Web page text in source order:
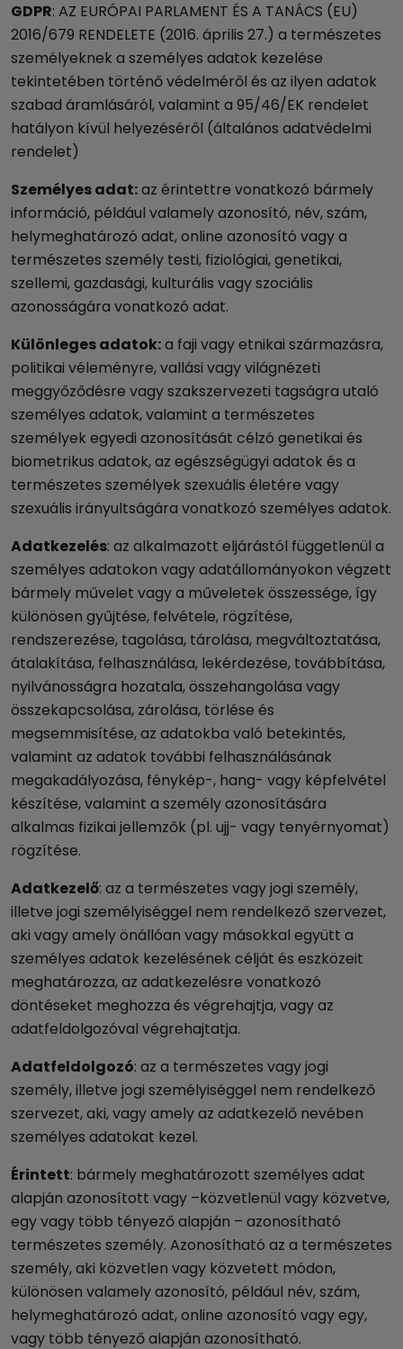
GDPR: AZ EURÓPAI PARLAMENT ÉS A TANÁCS (EU)
2016/679 RENDELETE (2016. április 27.) a természetes
személyeknek a személyes adatok kezelése
tekintetében történő védelméről és az ilyen adatok
szabad áramlásáról, valamint a 95/46/EK rendelet
hatályon kívül helyezéséről (általános adatvédelmi
rendelet)
Személyes adat:az érintettre vonatkozó bármely
információ, például valamely azonosító, név, szám,
helymeghatározó adat, online azonosító vagy a
természetes személy testi, fiziológiai, genetikai,
szellemi, gazdasági, kulturális vagy szociális
azonosságára vonatkozó adat.
Különleges adatok:a faji vagy etnikai származásra,
politikai véleményre, vallási vagy világnézeti
meggyőződésre vagy szakszervezeti tagságra utaló
személyes adatok, valamint a természetes
személyek egyedi azonosítását célzó genetikai és
biometrikus adatok, az egészségügyi adatok és a
természetes személyek szexuális életére vagy
szexuális irányultságára vonatkozó személyes adatok.
Adatkezelés: az alkalmazott eljárástól függetlenül a
személyes adatokon vagy adatállományokon végzett
bármely művelet vagy a műveletek összessége, így
különösen gyűjtése, felvétele, rögzítése,
rendszerezése, tagolása, tárolása, megváltoztatása,
átalakítása, felhasználása, lekérdezése, továbbítása,
nyilvánosságra hozatala, összehangolása vagy
összekapcsolása, zárolása, törlése és
megsemmisítése, az adatokba való betekintés,
valamint az adatok további felhasználásának
megakadályozása, fénykép-, hang- vagy képfelvétel
készítése, valamint a személy azonosítására
alkalmas fizikai jellemzők (pl. ujj- vagy tenyérnyomat)
rögzítése.
Adatkezelő: az a természetes vagy jogi személy,
illetve jogi személyiséggel nem rendelkező szervezet,
aki vagy amely önállóan vagy másokkal együtt a
személyes adatok kezelésének célját és eszközeit
meghatározza, az adatkezelésre vonatkozó
döntéseket meghozza és végrehajtja, vagy az
adatfeldolgozóval végrehajtatja.
Adatfeldolgozó: az a természetes vagy jogi
személy, illetve jogi személyiséggel nem rendelkező
szervezet, aki, vagy amely az adatkezelő nevében
személyes adatokat kezel.
Érintett: bármely meghatározott személyes adat
alapján azonosított vagy –közvetlenül vagy közvetve,
egy vagy több tényező alapján – azonosítható
természetes személy. Azonosítható az a természetes
személy, aki közvetlen vagy közvetett módon,
különösen valamely azonosító, például név, szám,
helymeghatározó adat, online azonosító vagy egy,
vagy több tényező alapján azonosítható.